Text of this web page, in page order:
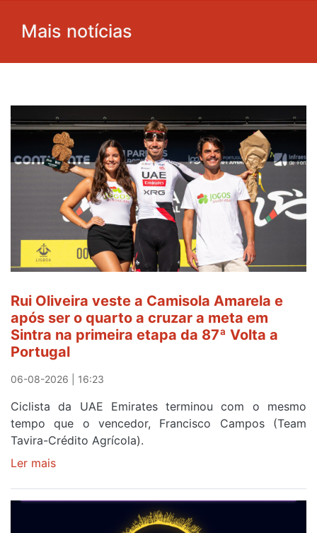
Mais notícias
Rui Oliveira veste a Camisola Amarela e
após ser o quarto a cruzar a meta em
Sintra na primeira etapa da 87ª Volta a
Portugal
06-08-2026 | 16:23
Ciclista da UAE Emirates terminou com o mesmo
tempo que o vencedor, Francisco Campos (Team
Tavira-Crédito Agrícola).
Ler mais
Oliveira